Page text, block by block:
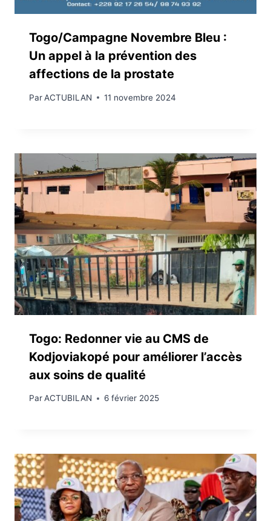
Togo/Campagne Novembre Bleu :
Un appel à la prévention des
affections de la prostate
ParACTUBILAN 11 novembre 2024
Togo: Redonner vie au CMS de
Kodjoviakopé pour améliorer l’accès
aux soins de qualité
ParACTUBILAN 6 février 2025